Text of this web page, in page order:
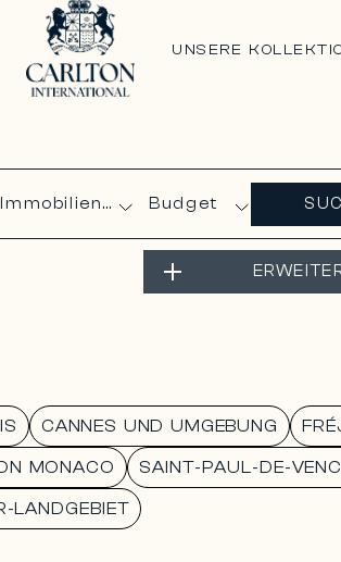
UNSERE
Budget
CANNES UND UMGEBUNG
MONACO SAINT-PAUL-DE-
LANDGEBIET